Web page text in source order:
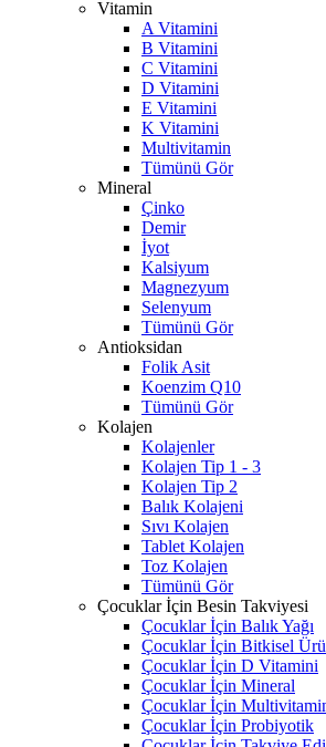
Vitamin
A Vitamini
B Vitamini
C Vitamini
D Vitamini
E Vitamini
K Vitamini
Multivitamin
Tümünü Gör
Mineral
Çinko
Demir
İyot
Kalsiyum
Magnezyum
Selenyum
Tümünü Gör
Antioksidan
Folik Asit
Koenzim Q10
Tümünü Gör
Kolajen
Kolajenler
Kolajen Tip 1 - 3
Kolajen Tip 2
Balık Kolajeni
Sıvı Kolajen
Tablet Kolajen
Toz Kolajen
Tümünü Gör
Çocuklar İçin Besin Takviyesi
Çocuklar İçin Balık Yağı
Çocuklar İçin Bitkisel
Çocuklar İçin D Vitamini
Çocuklar İçin Mineral
Çocuklar İçin
Çocuklar İçin Probiyotik